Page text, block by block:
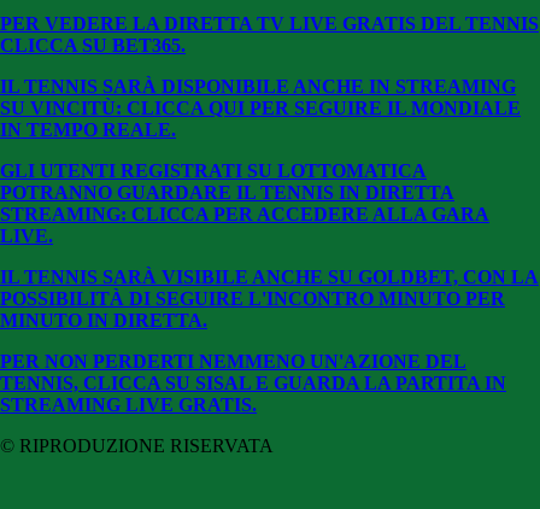
PER VEDERE LA DIRETTA TV LIVE GRATIS DEL TENNIS
CLICCA SU BET365.
IL TENNIS SARÀ DISPONIBILE ANCHE IN STREAMING
SU VINCITÙ: CLICCA QUI PER SEGUIRE IL MONDIALE
IN TEMPO REALE.
GLI UTENTI REGISTRATI SU LOTTOMATICA
POTRANNO GUARDARE IL TENNIS IN DIRETTA
STREAMING: CLICCA PER ACCEDERE ALLA GARA
LIVE.
IL TENNIS SARÀ VISIBILE ANCHE SU GOLDBET, CON LA
POSSIBILITÀ DI SEGUIRE L'INCONTRO MINUTO PER
MINUTO IN DIRETTA.
PER NON PERDERTI NEMMENO UN'AZIONE DEL
TENNIS, CLICCA SU SISAL E GUARDA LA PARTITA IN
STREAMING LIVE GRATIS.
© RIPRODUZIONE RISERVATA